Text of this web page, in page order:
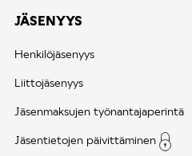
JÄSENYYS
Henkilöjäsenyys
Liittojäsenyys
Jäsenmaksujen työnantajaperintä
Jäsentietojen päivittäminen